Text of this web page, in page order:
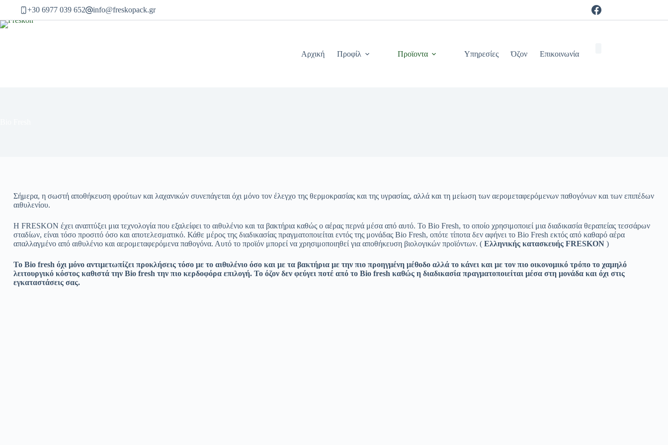
περιεχόμενο
+30 6977 039 652 info@freskopack.gr
Αρχική Προφίλ Προϊοντα Υπηρεσίες Όζον Επικοινωνία
Σήμερα, η σωστή αποθήκευση φρούτων και λαχανικών συνεπάγεται όχι μόνο τον έλεγχο της θερμοκρασίας και της υγρασίας, αλλά και τη μείωση των αερομεταφερόμενων παθογόνων και των επιπέδων
αιθυλενίου.
Η FRESKON έχει αναπτύξει μια τεχνολογία που εξαλείφει το αιθυλένιο και τα βακτήρια καθώς ο αέρας περνά μέσα από αυτό. Το Bio Fresh, το οποίο χρησιμοποιεί μια διαδικασία θεραπείας τεσσάρων
σταδίων, είναι τόσο προσιτό όσο και αποτελεσματικό. Κάθε μέρος της διαδικασίας πραγματοποιείται εντός της μονάδας Bio Fresh, οπότε τίποτα δεν αφήνει το Bio Fresh εκτός από καθαρό αέρα
απαλλαγμένο από αιθυλένιο και αερομεταφερόμενα παθογόνα. Αυτό το προϊόν μπορεί να χρησιμοποιηθεί για αποθήκευση βιολογικών προϊόντων. ( Ελληνικής κατασκευής FRESKON )
Το Bio fresh όχι μόνο αντιμετωπίζει προκλήσεις τόσο με το αιθυλένιο όσο και με τα βακτήρια με την πιο προηγμένη μέθοδο αλλά το κάνει και με τον πιο οικονομικό τρόπο το χαμηλό
λειτουργικό κόστος καθιστά την Bio fresh την πιο κερδοφόρα επιλογή. Το όζον δεν φεύγει ποτέ από το Bio fresh καθώς η διαδικασία πραγματοποιείται μέσα στη μονάδα και όχι στις
εγκαταστάσεις σας.